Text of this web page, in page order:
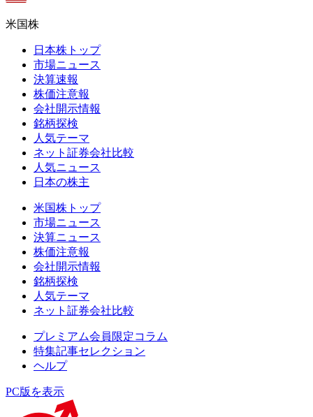
米国株
日本株トップ
市場ニュース
決算速報
株価注意報
会社開示情報
銘柄探検
人気テーマ
ネット証券会社比較
人気ニュース
日本の株主
米国株トップ
市場ニュース
決算ニュース
株価注意報
会社開示情報
銘柄探検
人気テーマ
ネット証券会社比較
プレミアム会員限定コラム
特集記事セレクション
ヘルプ
PC版を表示